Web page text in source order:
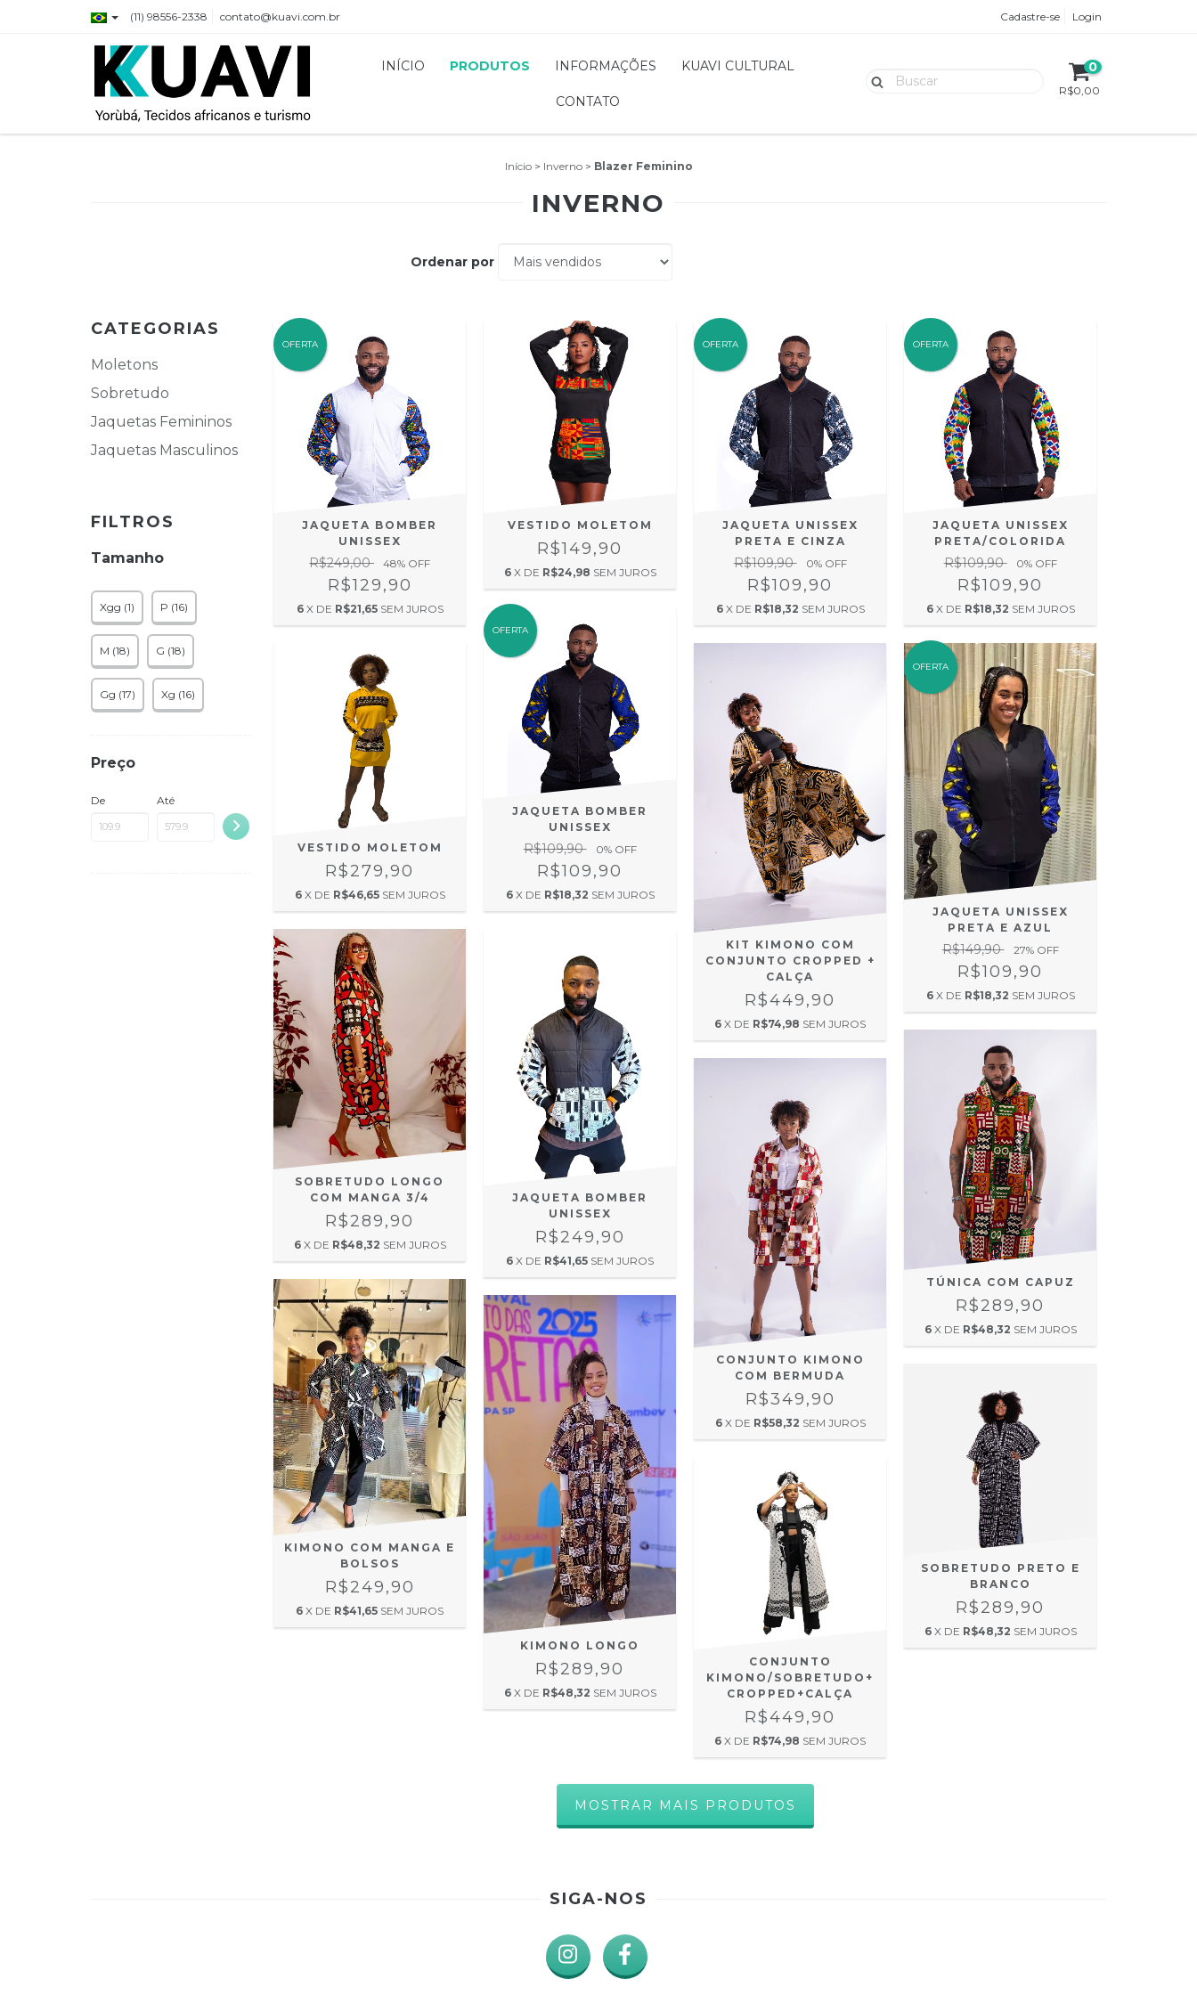
(11) 98556-2338 contato@kuavi.com.br Cadastre-se Login
INÍCIO PRODUTOS INFORMAÇÕES KUAVI CULTURAL
CONTATO
0
R$0,00
Início > Inverno > Blazer Feminino
INVERNO
Ordenar por
CATEGORIAS
Moletons
Sobretudo
Jaquetas Femininos
Jaquetas Masculinos
FILTROS
Tamanho
Xgg (1) P (16)
M (18) G (18)
Gg (17) Xg (16)
Preço
De Até
OFERTA
JAQUETA BOMBER
UNISSEX
R$249,00 48% OFF
R$129,90
6 X DE R$21,65 SEM JUROS
VESTIDO MOLETOM
R$149,90
6 X DE R$24,98 SEM JUROS
OFERTA
JAQUETA UNISSEX
PRETA E CINZA
R$109,90 0% OFF
R$109,90
6 X DE R$18,32 SEM JUROS
OFERTA
JAQUETA UNISSEX
PRETA/COLORIDA
R$109,90 0% OFF
R$109,90
6 X DE R$18,32 SEM JUROS
VESTIDO MOLETOM
R$279,90
6 X DE R$46,65 SEM JUROS
OFERTA
JAQUETA BOMBER
UNISSEX
R$109,90 0% OFF
R$109,90
6 X DE R$18,32 SEM JUROS
KIT KIMONO COM
CONJUNTO CROPPED +
CALÇA
R$449,90
6 X DE R$74,98 SEM JUROS
OFERTA
JAQUETA UNISSEX
PRETA E AZUL
R$149,90 27% OFF
R$109,90
6 X DE R$18,32 SEM JUROS
SOBRETUDO LONGO
COM MANGA 3/4
R$289,90
6 X DE R$48,32 SEM JUROS
JAQUETA BOMBER
UNISSEX
R$249,90
6 X DE R$41,65 SEM JUROS
CONJUNTO KIMONO
COM BERMUDA
R$349,90
6 X DE R$58,32 SEM JUROS
TÚNICA COM CAPUZ
R$289,90
6 X DE R$48,32 SEM JUROS
KIMONO COM MANGA E
BOLSOS
R$249,90
6 X DE R$41,65 SEM JUROS
KIMONO LONGO
R$289,90
6 X DE R$48,32 SEM JUROS
CONJUNTO
KIMONO/SOBRETUDO+
CROPPED+CALÇA
R$449,90
6 X DE R$74,98 SEM JUROS
SOBRETUDO PRETO E
BRANCO
R$289,90
6 X DE R$48,32 SEM JUROS
MOSTRAR MAIS PRODUTOS
SIGA-NOS